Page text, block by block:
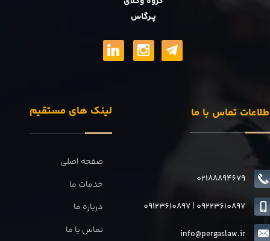
پــرگاس
لینک های مستقیم
صفحه اصلی
خدمات ما
درباره ما
تماس با ما
تماس با ما
02188894679
info@pergaslaw.ir
09123610897| 09223610897